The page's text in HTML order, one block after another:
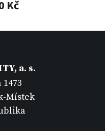
Kč
a. s.
Místek